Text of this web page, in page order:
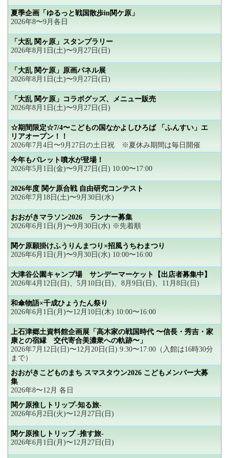
夏季企画「ゆるっと戦国散歩in関ケ原」
2026年8〜9月各日
「大乱 関ヶ原」スタンプラリー
2026年8月1日(土)〜9月27日(日)
「大乱 関ケ原」原画パネル展
2026年8月1日(土)〜9月27日(日)
「大乱 関ケ原」コラボグッズ、メニュー販売
2026年8月1日(土)〜9月27日(日)
☆期間限定☆7/4〜こどもの国なかよしひろば 「ふんすい」エ
リアオープン！！
2026年7月4日〜9月27日の土日祝 ※夏休み期間は毎日開催
今年もパレット噴水が登場！
2026年5月1日(金)〜9月27日(日) 10:00〜17:00
2026年度 関ケ原合戦 自由研究コンテスト
2026年7月18日(土)〜9月30日(水)
おおがきマラソン2026 ランナー募集
2026年6月1日(月)〜9月30日(水) ※先着順
関ケ原願掛けふうりんまつり×招風うちわまつり
2026年6月1日(月)〜9月30日(水) 10:00〜16:00
大津谷公園キャンプ場 サンデーマーケット【出店者募集中】
2026年4月12日(日)、5月10日(日)、8月9日(日)、11月8日(日)
和傘物語×千成ひょうたん祭り
2026年6月1日(月)〜12月10日(木) 10:00〜16:00
上石津郷土資料館企画展「高木家の戦国時代 〜信長・秀吉・家
康との宿縁 交代寄合美濃衆への軌跡〜」
2026年7月12日(日)〜12月20日(日) 9:30〜17:00（入館は16時30分
まで）
おおがきこどものまち スマスタウン2026 こどもメンバー大募
集
2026年8〜12月 各日
関ケ原推しトリップ-知る旅-
2026年6月2日(火)〜12月27日(日)
関ケ原推しトリップ -推す旅-
2026年6月1日(月)〜12月27日(日)